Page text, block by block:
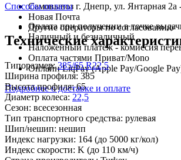
Самовывоз г. Днепр, ул. Янтарная 2а
Новая Почта
Другие операторы по согласованию
Способы оплаты
Оплата при получении в точке
Наличный и безналичный
Наложенный платеж - комиссия
Оплата частями Приват/Mono
Онлайн LiqPay (Apple Pay/Google
Подробнее о доставке и оплате
Технические
Типоразмер:385/65 R22,5
Ширина профиля: 385
Высота профиля:65
Диаметр колеса: 22,5
Сезон: всесезонная
Тип транспортного средства: рулевая
Шип/нешип: нешип
Индекс нагрузки: 164 (до 5000 кг/кол)
Индекс скорости: K (до 110 км/ч)